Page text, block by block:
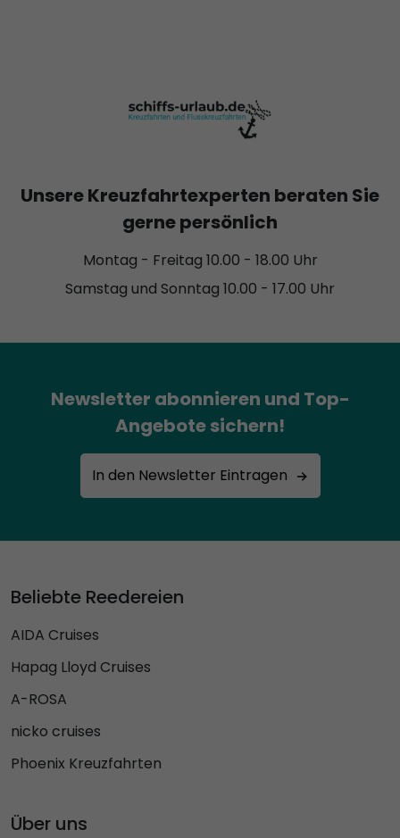
Unsere Kreuzfahrtexperten beraten Sie
gerne persönlich
Montag - Freitag 10.00 - 18.00 Uhr
Samstag und Sonntag 10.00 - 17.00 Uhr
Newsletter abonnieren und Top-
Angebote sichern!
In den Newsletter Eintragen
Beliebte Reedereien
AIDA Cruises
Hapag Lloyd Cruises
A-ROSA
nicko cruises
Phoenix Kreuzfahrten
Über uns